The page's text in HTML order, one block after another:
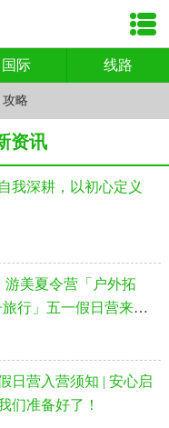
国际 线路
攻略
资讯
我深耕，以初心定义
游美夏令营「户外拓
行」五一假日营来
日营入营须知 | 安心启
们准备好了！